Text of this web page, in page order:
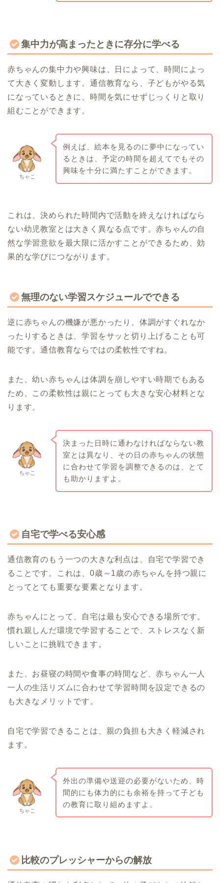
集中力が高まったときに存分に学べる
赤ちゃんの集中力や興味は、日によって、時間によっ
て大きく変動します。通信教育なら、子どもがやる気
になっているときに、時間を気にせずじっくりと取り
組むことができます。
ちゃこ
例えば、絵本を見るのに夢中になってい
るときは、予定の時間を超えてでもその
興味を十分に満たすことができます。
これは、決められた時間内で活動を終えなければなら
ない幼児教室とは大きく異なる点です。赤ちゃんの自
然な学習意欲を最大限に活かすことができるため、効
果的な学びにつながります。
無理のない学習スケジュールでできる
逆に赤ちゃんの機嫌が悪かったり、体調がすぐれなか
ったりするときは、学習をサッと切り上げることも可
能です。通信教育ならではの柔軟性ですね。
また、幼い赤ちゃんは体調を崩しやすい時期でもある
ため、この柔軟性は親にとっても大きな安心材料とな
ります。
ちゃこ
決まった日時に通わなければならない教
室とは異なり、その日の赤ちゃんの状態
に合わせて学習を調整できるのは、とて
も助かりますよ。
自宅で学べる安心感
通信教育のもう一つの大きな利点は、自宅で学習でき
ることです。これは、0歳～1歳の赤ちゃんを持つ親に
とってとても重要な要素となります。
赤ちゃんにとって、自宅は最も安心できる場所です。
慣れ親しんだ環境で学習することで、ストレスなく新
しいことに挑戦できます。
また、お昼寝の時間や食事の時間など、赤ちゃん一人
一人の生活リズムに合わせて学習時間を設定できるの
も大きなメリットです。
自宅で学習できることは、親の負担も大きく軽減され
ます。
ちゃこ
外出の準備や送迎の必要がないため、時
間的にも体力的にも余裕を持って子ども
の教育に取り組めますよ。
比較のプレッシャーからの解放